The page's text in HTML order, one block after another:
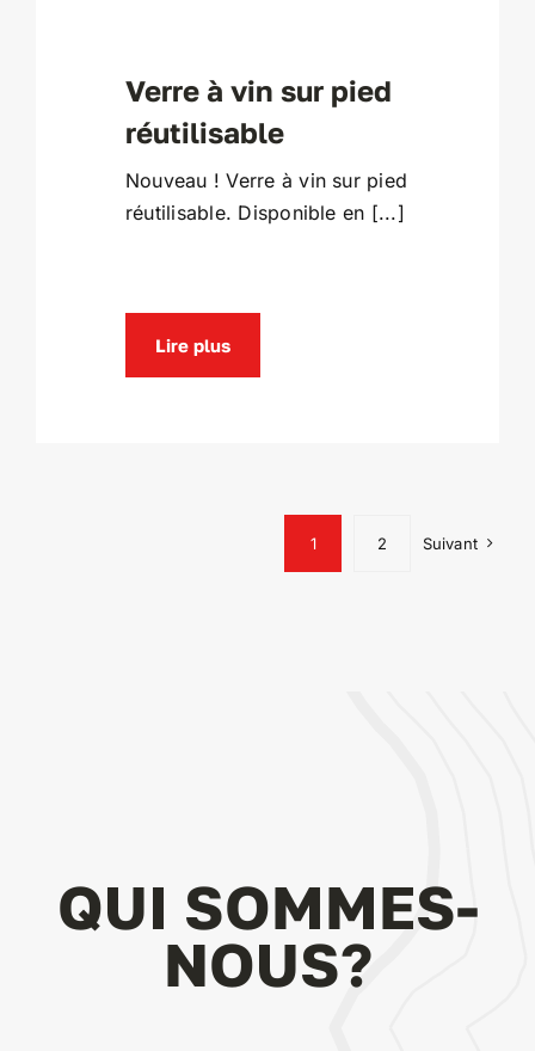
Verre à vin sur pied
réutilisable
Nouveau ! Verre à vin sur pied
réutilisable. Disponible en [...]
Lire plus
1 2 Suivant
QUI SOMMES-
NOUS?